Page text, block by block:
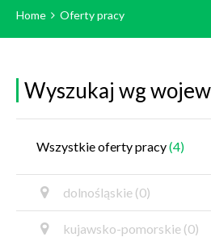
Home Oferty pracy
Wyszukaj wg
Wszystkie oferty pracy(4)
dolnośląskie (0)
kujawsko-pomorskie (0)